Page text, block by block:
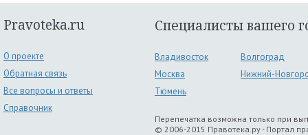
Pravoteka.ru
О проекте
Обратная связь
Все вопросы и ответы
Справочник
Специалисты вашего
Владивосток
Волгоград
Москва
Нижний-
Тюмень
Перепечатка возможна только при
© 2006-2015 Правотека.ру - Портал